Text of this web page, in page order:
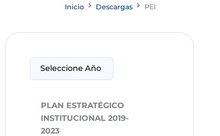
Inicio
Descargas PEI
PLAN ESTRATÉGICO
INSTITUCIONAL 2019-
2023